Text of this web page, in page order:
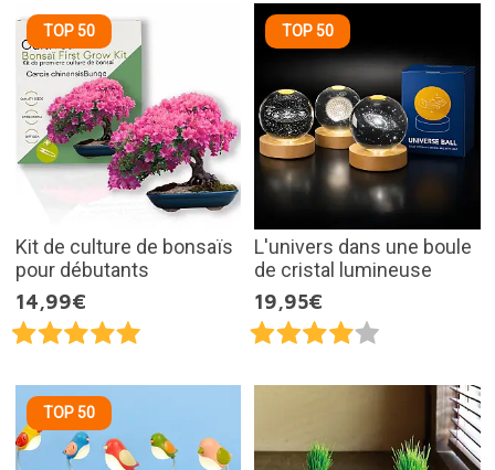
TOP 50
Kit de culture de bonsaïs
pour débutants
14,99€
TOP 50
L'univers dans une boule
de cristal lumineuse
19,95€
TOP 50